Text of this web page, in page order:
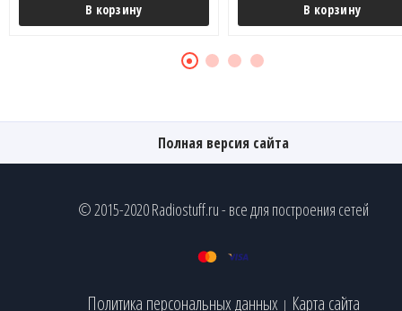
В корзину В корзину
Полная версия сайта
© 2015-2020 Radiostuff.ru - все для построения сетей
Политика персональных данных | Карта сайта